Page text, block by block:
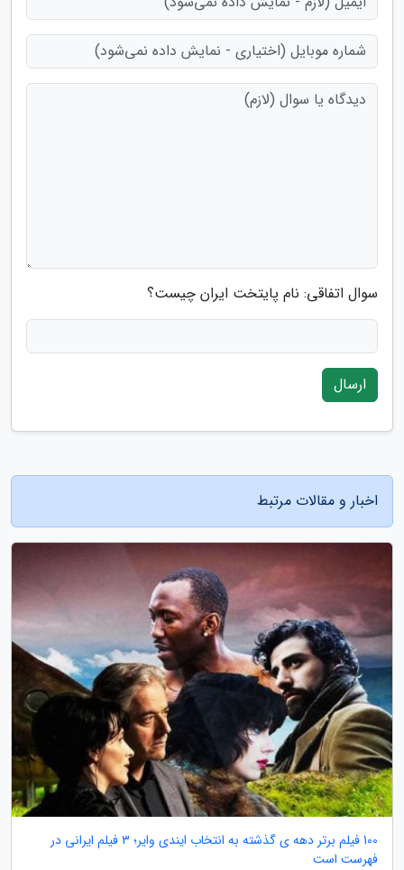
سوال اتفاقی: نام پایتخت ایران چیست؟
ارسال
اخبار و مقالات مرتبط
100 فیلم برتر دهه ی گذشته به انتخاب ایندی وایر؛ 3 فیلم ایرانی در
فهرست است